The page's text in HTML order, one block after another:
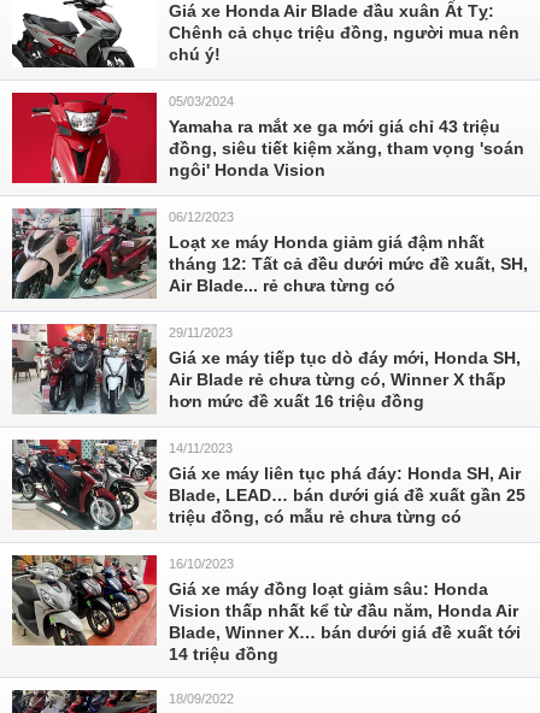
Giá xe Honda Air Blade đầu xuân Ất Tỵ:
Chênh cả chục triệu đồng, người mua nên
chú ý!
05/03/2024
Yamaha ra mắt xe ga mới giá chỉ 43 triệu
đồng, siêu tiết kiệm xăng, tham vọng 'soán
ngôi' Honda Vision
06/12/2023
Loạt xe máy Honda giảm giá đậm nhất
tháng 12: Tất cả đều dưới mức đề xuất, SH,
Air Blade... rẻ chưa từng có
29/11/2023
Giá xe máy tiếp tục dò đáy mới, Honda SH,
Air Blade rẻ chưa từng có, Winner X thấp
hơn mức đề xuất 16 triệu đồng
14/11/2023
Giá xe máy liên tục phá đáy: Honda SH, Air
Blade, LEAD… bán dưới giá đề xuất gần 25
triệu đồng, có mẫu rẻ chưa từng có
16/10/2023
Giá xe máy đồng loạt giảm sâu: Honda
Vision thấp nhất kể từ đầu năm, Honda Air
Blade, Winner X… bán dưới giá đề xuất tới
14 triệu đồng
18/09/2022